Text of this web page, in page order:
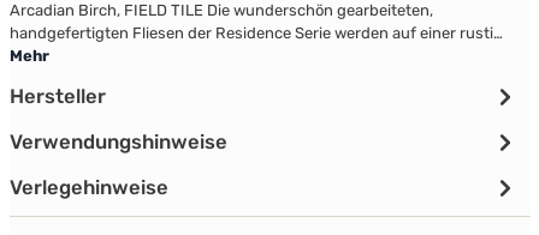
Arcadian Birch, FIELD TILE Die wunderschön gearbeiteten,
handgefertigten Fliesen der Residence Serie werden auf einer rusti…
Mehr
Hersteller
Verwendungshinweise
Verlegehinweise